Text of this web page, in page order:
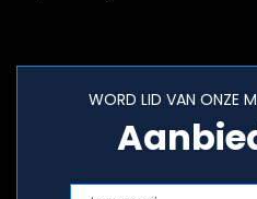
WORD LID VAN ONZE